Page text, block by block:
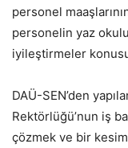
personel
personelin yaz
iyileştirmeler
DAÜ-SEN’den
Rektörlüğü’nun iş
çözmek ve bir kesim